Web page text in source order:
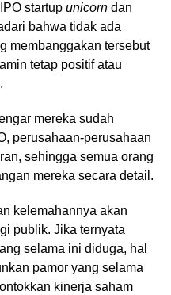
startup unicorn dan
bahwa tidak ada
membanggakan tersebut
tetap positif atau
mereka sudah
perusahaan-perusahaan
sehingga semua orang
mereka secara detail.
kelemahannya akan
publik. Jika ternyata
selama ini diduga, hal
pamor yang selama
kinerja saham